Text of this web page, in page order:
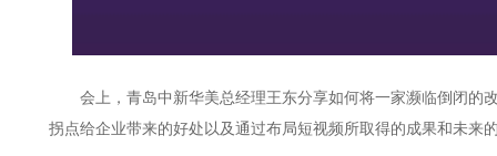
会上，青岛中新华美总经理王东分享如何将一家濒临倒闭的
拐点给企业带来的好处以及通过布局短视频所取得的成果和未来